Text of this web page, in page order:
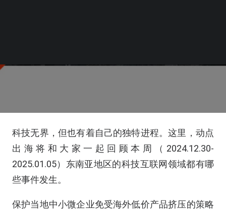
科技无界，但也有着自己的独特进程。这里，动点
出海将和大家一起回顾本周（2024.12.30-
2025.01.05）东南亚地区的科技互联网领域都有哪
些事件发生。
保护当地中小微企业免受海外低价产品挤压的策略